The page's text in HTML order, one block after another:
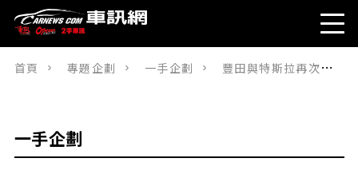
首頁 專題企劃 一手企劃 豐田與特斯拉再次合作進行企劃？特斯拉在日本市場有可能降價
一手企劃